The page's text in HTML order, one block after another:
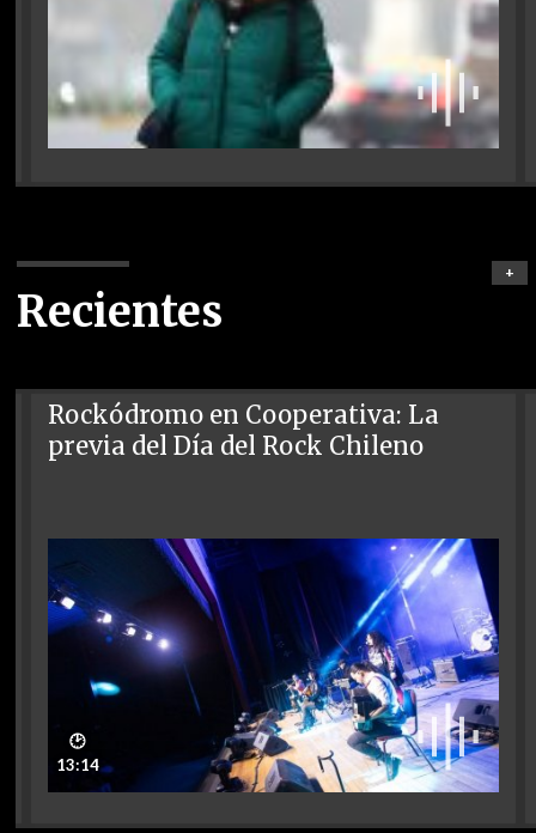
Recientes
+
Rockódromo en Cooperativa: La
previa del Día del Rock Chileno
🕑
13:14